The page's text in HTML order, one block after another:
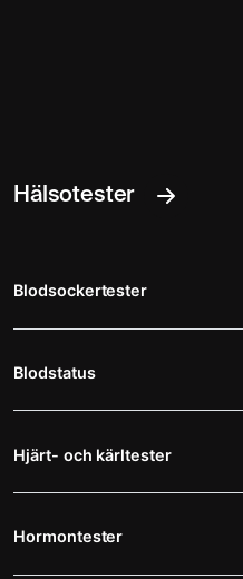
Hälsotester
Blodsockertester
Blodstatus
Hjärt- och kärltester
Hormontester